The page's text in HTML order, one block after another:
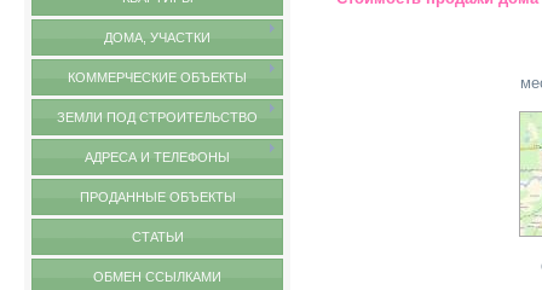
ДОМА, УЧАСТКИ
КОММЕРЧЕСКИЕ ОБЪЕКТЫ
ЗЕМЛИ ПОД СТРОИТЕЛЬСТВО
АДРЕСА И ТЕЛЕФОНЫ
ПРОДАННЫЕ ОБЪЕКТЫ
СТАТЬИ
ОБМЕН ССЫЛКАМИ